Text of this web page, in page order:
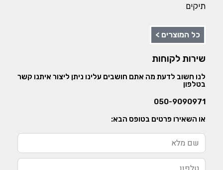
תיקים
כל המוצרים >
שירות לקוחות
לנו חשוב לדעת מה אתם חושבים עלינו ניתן ליצור איתנו קשר
בטלפון
050-9090971
או השאירו פרטים בטופס הבא: